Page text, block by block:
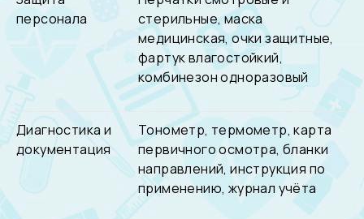
персонала
стерильные, маска
медицинская, очки защитные,
фартук влагостойкий,
комбинезон одноразовый
Диагностика и
документация
Тонометр, термометр, карта
первичного осмотра, бланки
направлений, инструкция по
применению, журнал учёта